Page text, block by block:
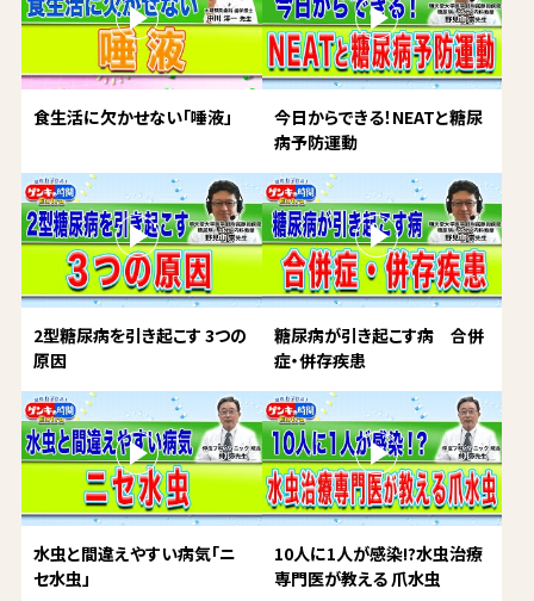
食生活に欠かせない「唾液」
今日からできる！NEATと糖尿
病予防運動
2型糖尿病を引き起こす 3つの
原因
糖尿病が引き起こす病 合併
症・併存疾患
水虫と間違えやすい病気「ニ
セ水虫」
10人に1人が感染!?水虫治療
専門医が教える 爪水虫